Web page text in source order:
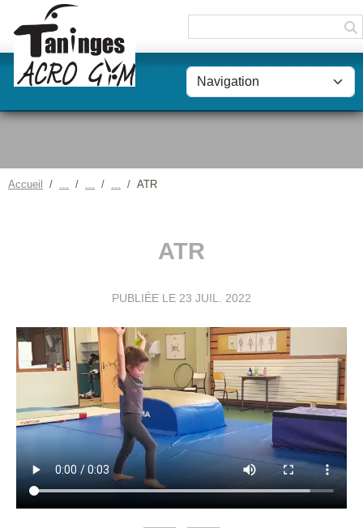
Accueil ATR
ATR
PUBLIÉE LE 23 JUIL. 2022
Panneau de gestion des cookies